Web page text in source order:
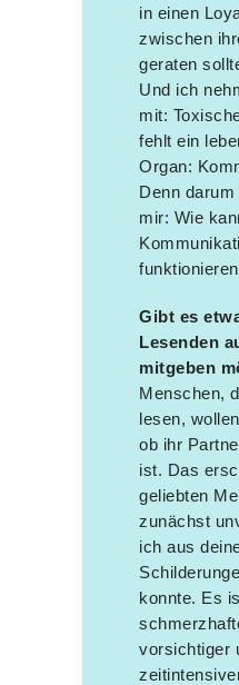
in einen
zwischen
geraten
Und ich
mit:
fehlt ein
Organ:
Denn
mir: Wie
Gibt es
Lesenden
mitgeben
Menschen,
lesen,
ob ihr
ist. Das
geliebten
zunächst
ich aus
konnte. Es
vorsichtiger